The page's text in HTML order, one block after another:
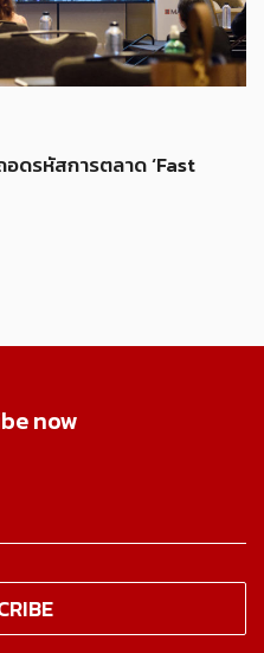
ดรหัสการตลาด ‘Fast
now